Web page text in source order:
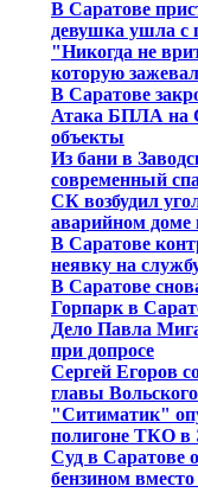
В Саратове
девушка ушла
"Никогда не
которую
В Саратове
Атака БПЛА на
объекты
Из бани в
современный
СК возбудил
аварийном доме
В Саратове
неявку на
В Саратове
Горпарк в
Дело Павла
при допросе
Сергей Егоров
главы
"Ситиматик"
полигоне ТКО в
Суд в Саратове
бензином вместо